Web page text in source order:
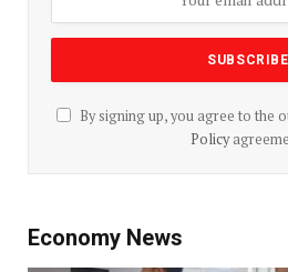
By signing up, you agree to the
Policy
Economy News